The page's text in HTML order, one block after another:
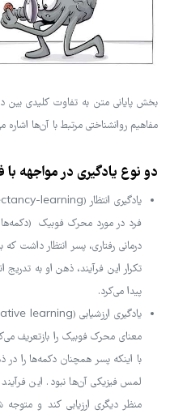
بخش پایانی متن به تفاوت کلیدی بین
مفاهیم روانشناختی مرتبط با آن‌ها اشاره
دو نوع یادگیری در مواجهه با
فرد در مورد محرک فوبیک (دکمه‌ها
درمانی رفتاری، پسر انتظار داشت
تکرار این فرآیند، ذهن او به تدریج
پیدا می‌کرد.
معنای محرک فوبیک را بازتعریف
با اینکه پسر همچنان دکمه‌ها را
لمس فیزیکی آن‌ها نبود. این
منظر دیگری ارزیابی کند و